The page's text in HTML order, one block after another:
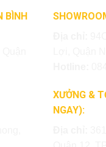
BÌNH
XƯỞNG &
NGAY):